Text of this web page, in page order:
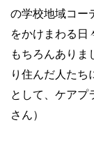
の学校地域コー
をかけまわる日
もちろんありま
り住んだ人たち
として、ケアプ
さん）